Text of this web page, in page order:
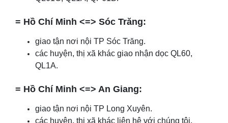
= Hồ Chí Minh <=> Sóc Trăng:
giao tận nơi nội TP Sóc Trăng.
các huyện, thị xã khác giao nhận dọc QL60,
QL1A.
= Hồ Chí Minh <=> An Giang:
giao tận nơi nội TP Long Xuyên.
các huyện, thị xã khác liên hệ với chúng tôi.